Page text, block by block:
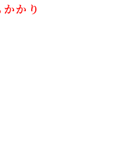
かり